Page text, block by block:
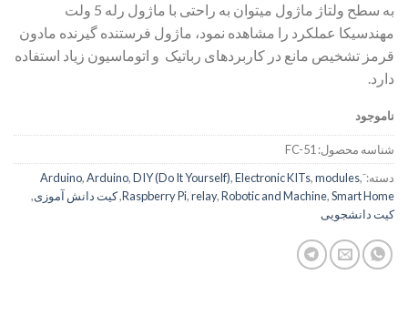
به سطح ولتاژ ماژول میتوان به راحتی با ماژول رله 5 ولت
مهندسیکا عملکرد را مشاهده نمود، ماژول فرستنده گیرنده مادون
قرمز تشخیص مانع در کاربردهای رباتیک و اتوماسیون زیاد استفاده
دارد.
ناموجود
شناسه محصول: FC-51
دسته:
,Arduino,DIY (Do It Yourself),Electronic KITs,modules,
Raspberry Pi,relay,Robotic and Machine,Smart Home
,کیت دانش آموزی,
کیت دانشجویی